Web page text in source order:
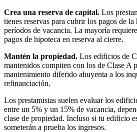
Crea una reserva de capital. Los
tienes reservas para cubrir los pagos de
períodos de vacancia. La mayoría
pagos de hipoteca en reserva al cierre.
Mantén la propiedad. Los edificios de
mantenidos compiten con los de Clase A
mantenimiento diferido ahuyenta a los
refinanciación.
Los prestamistas suelen evaluar los
entre un 5% y un 15% de vacancia,
clase de propiedad. Incluso si tu edificio
someterán a prueba los ingresos.